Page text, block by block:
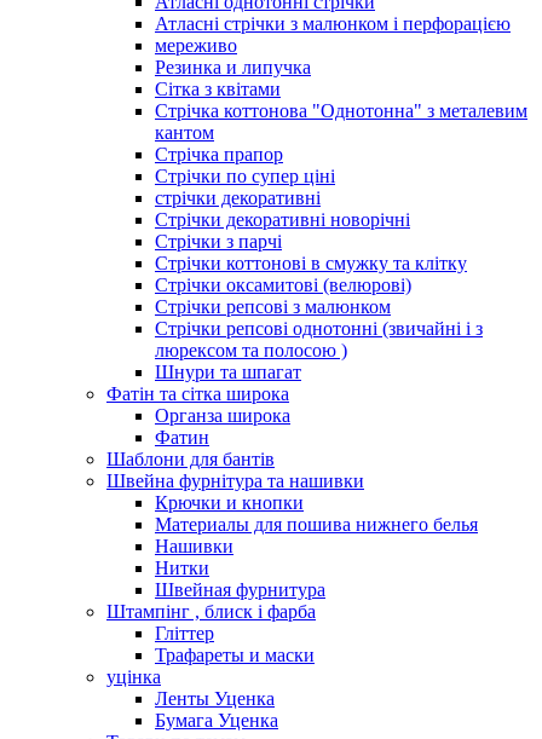
Атласні стрічки з малюнком і перфорацією
мереживо
Резинка и липучка
Сітка з квітами
Стрічка коттонова "Однотонна" з металевим
кантом
Стрічка прапор
Стрічки по супер ціні
стрічки декоративні
Стрічки декоративні новорічні
Стрічки з парчі
Стрічки коттонові в смужку та клітку
Стрічки оксамитові (велюрові)
Стрічки репсові з малюнком
Стрічки репсові однотонні (звичайні і з
люрексом та полосою )
Шнури та шпагат
Фатін та сітка широка
Органза широка
Фатин
Шаблони для бантів
Швейна фурнітура та нашивки
Крючки и кнопки
Материалы для пошива нижнего белья
Нашивки
Нитки
Швейная фурнитура
Штампінг , блиск і фарба
Гліттер
Трафареты и маски
уцінка
Ленты Уценка
Бумага Уценка